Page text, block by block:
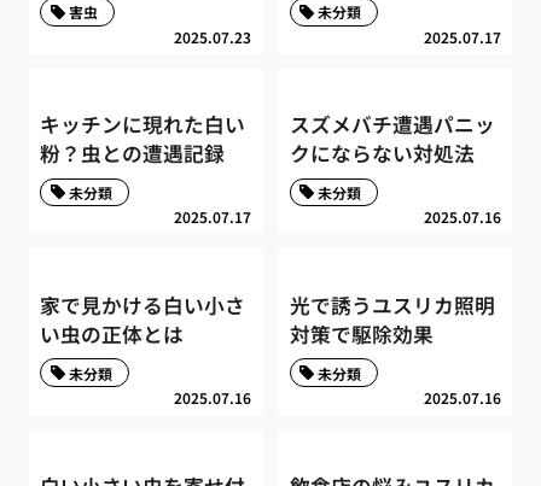
2025.07.23
害虫
2025.07.17
未分類
キッチンに現れた白い
粉？虫との遭遇記録
2025.07.17
未分類
スズメバチ遭遇パニッ
クにならない対処法
2025.07.16
未分類
家で見かける白い小さ
い虫の正体とは
2025.07.16
未分類
光で誘うユスリカ照明
対策で駆除効果
2025.07.16
未分類